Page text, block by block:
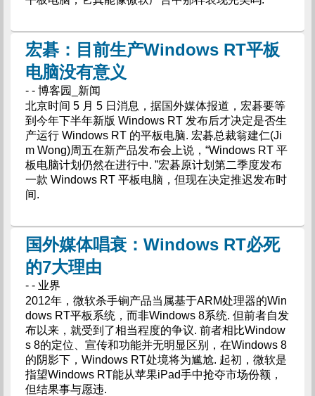
宏碁：目前生产Windows RT平板
电脑没有意义
- - 博客园_新闻
北京时间 5 月 5 日消息，据国外媒体报道，宏碁要等
到今年下半年新版 Windows RT 发布后才决定是否生
产运行 Windows RT 的平板电脑. 宏碁总裁翁建仁(Ji
m Wong)周五在新产品发布会上说，“Windows RT 平
板电脑计划仍然在进行中. ”宏碁原计划第二季度发布
一款 Windows RT 平板电脑，但现在决定推迟发布时
间.
国外媒体唱衰：Windows RT必死
的7大理由
- - 业界
2012年，微软杀手锏产品当属基于ARM处理器的Win
dows RT平板系统，而非Windows 8系统. 但前者自发
布以来，就受到了相当程度的争议. 前者相比Window
s 8的定位、宣传和功能并无明显区别，在Windows 8
的阴影下，Windows RT处境将为尴尬. 起初，微软是
指望Windows RT能从苹果iPad手中抢夺市场份额，
但结果事与愿违.